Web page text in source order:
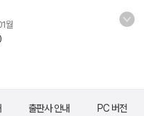
월
출판사 안내 PC 버전